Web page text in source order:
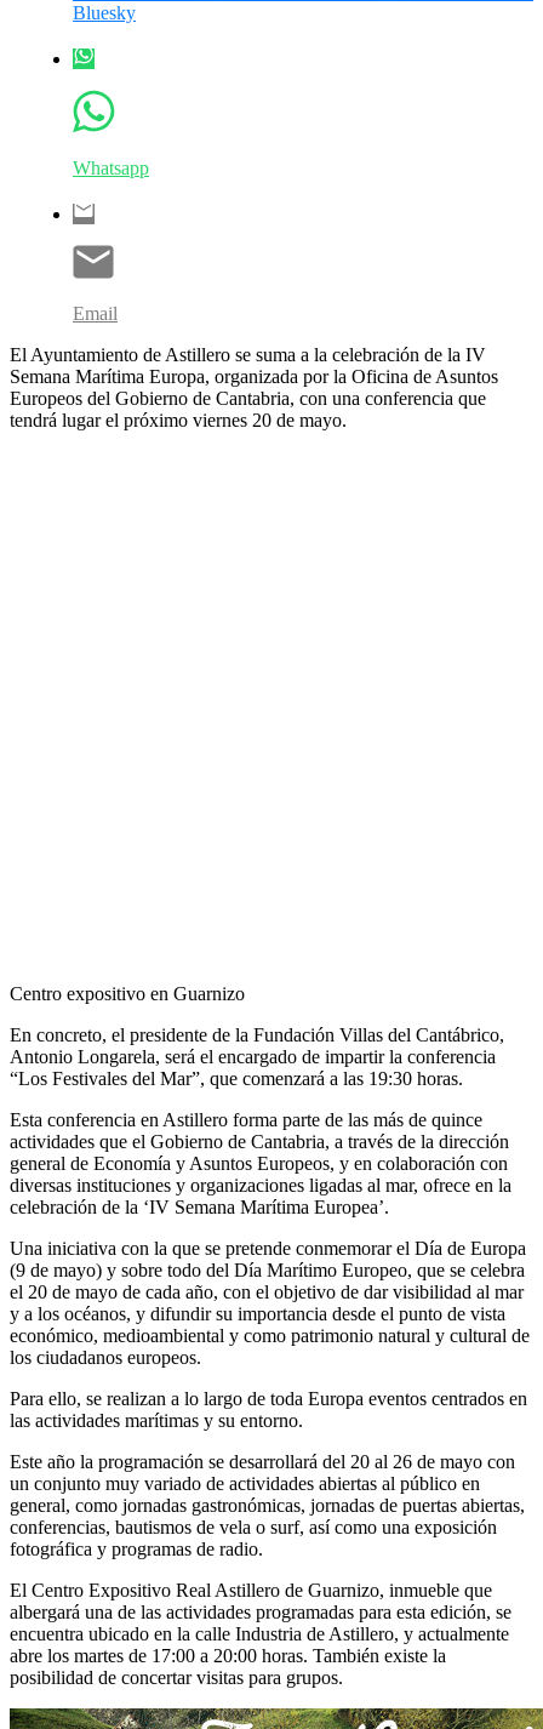
Bluesky
Whatsapp
Email
El Ayuntamiento de Astillero se suma a la celebración de la IV
Semana Marítima Europa, organizada por la Oficina de Asuntos
Europeos del Gobierno de Cantabria, con una conferencia que
tendrá lugar el próximo viernes 20 de mayo.
Centro expositivo en Guarnizo
En concreto, el presidente de la Fundación Villas del Cantábrico,
Antonio Longarela, será el encargado de impartir la conferencia
“Los Festivales del Mar”, que comenzará a las 19:30 horas.
Esta conferencia en Astillero forma parte de las más de quince
actividades que el Gobierno de Cantabria, a través de la dirección
general de Economía y Asuntos Europeos, y en colaboración con
diversas instituciones y organizaciones ligadas al mar, ofrece en la
celebración de la ‘IV Semana Marítima Europea’.
Una iniciativa con la que se pretende conmemorar el Día de Europa
(9 de mayo) y sobre todo del Día Marítimo Europeo, que se celebra
el 20 de mayo de cada año, con el objetivo de dar visibilidad al mar
y a los océanos, y difundir su importancia desde el punto de vista
económico, medioambiental y como patrimonio natural y cultural de
los ciudadanos europeos.
Para ello, se realizan a lo largo de toda Europa eventos centrados en
las actividades marítimas y su entorno.
Este año la programación se desarrollará del 20 al 26 de mayo con
un conjunto muy variado de actividades abiertas al público en
general, como jornadas gastronómicas, jornadas de puertas abiertas,
conferencias, bautismos de vela o surf, así como una exposición
fotográfica y programas de radio.
El Centro Expositivo Real Astillero de Guarnizo, inmueble que
albergará una de las actividades programadas para esta edición, se
encuentra ubicado en la calle Industria de Astillero, y actualmente
abre los martes de 17:00 a 20:00 horas. También existe la
posibilidad de concertar visitas para grupos.